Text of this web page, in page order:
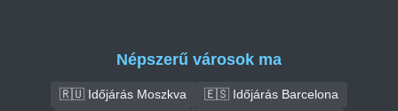
Népszerű városok ma
🇷🇺 Időjárás Moszkva
🇪🇸 Időjárás Barcelona